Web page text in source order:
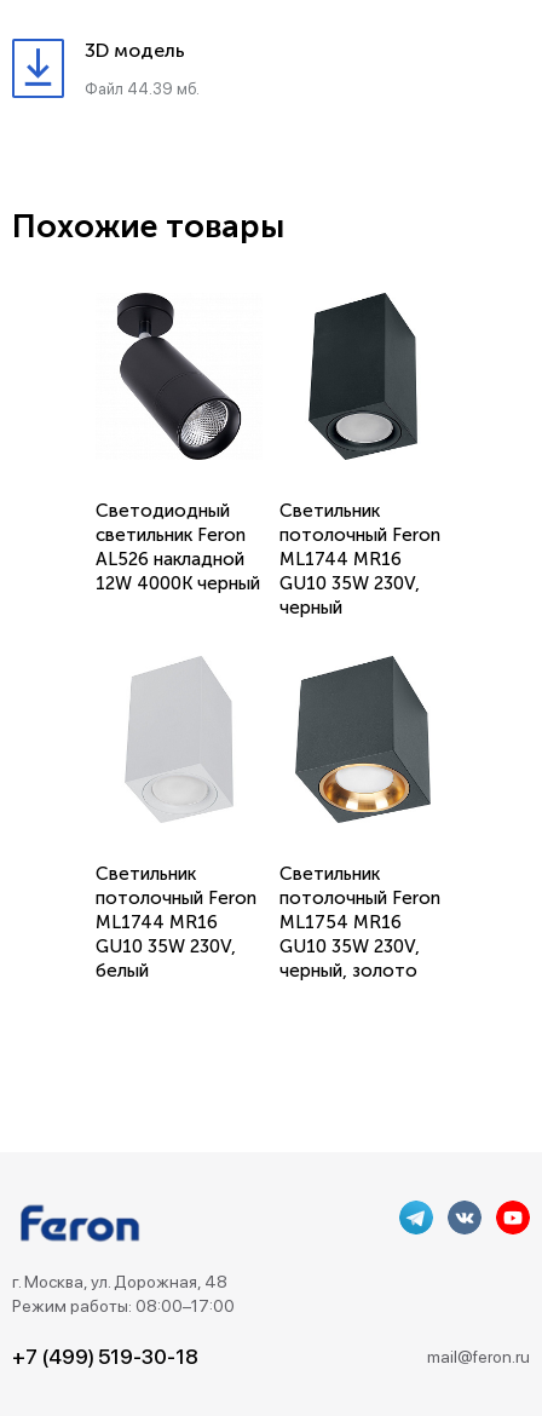
3D модель
Файл 44.39 мб.
Похожие товары
Светодиодный
светильник Feron
AL526 накладной
12W 4000K черный
Светильник
потолочный Feron
ML1744 MR16
GU10 35W 230V,
черный
Светильник
потолочный Feron
ML1744 MR16
GU10 35W 230V,
белый
Светильник
потолочный Feron
ML1754 MR16
GU10 35W 230V,
черный, золото
г. Москва, ул. Дорожная, 48
Режим работы: 08:00–17:00
+7 (499) 519-30-18 mail@feron.ru